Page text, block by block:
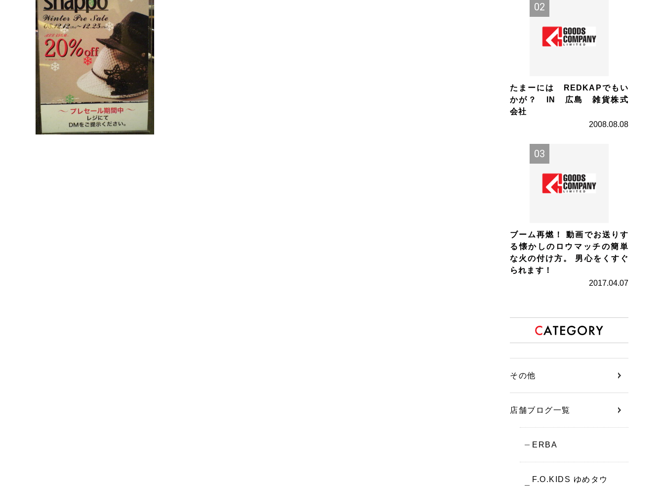
たまーには REDKAPでもい
かが？ IN 広島 雑貨株式
会社
2008.08.08
ブーム再燃！ 動画でお送りす
る懐かしのロウマッチの簡単
な火の付け方。 男心をくすぐ
られます！
2017.04.07
その他
店舗ブログ一覧
ERBA
F.O.KIDS ゆめタウ